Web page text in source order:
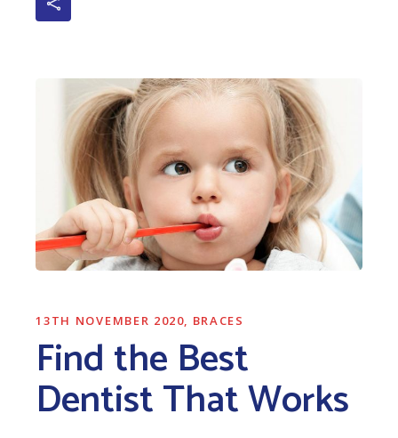
13TH NOVEMBER 2020 BRACES
Find the Best
Dentist That Works